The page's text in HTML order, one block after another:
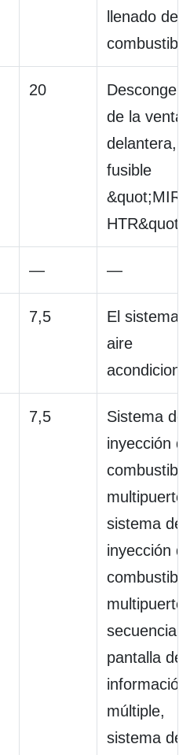
llenado de
combustible
20
de la
delantera,
fusible
&quot;MIR
HTR&quot;
— —
7,5
El sistema
aire
7,5
Sistema de
inyección
combustible
multipuerto
sistema de
inyección
combustible
multipuerto
secuencial,
pantalla de
información
múltiple,
sistema de